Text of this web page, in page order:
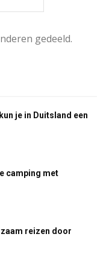
gedeeld.
je in Duitsland een
camping met
reizen door